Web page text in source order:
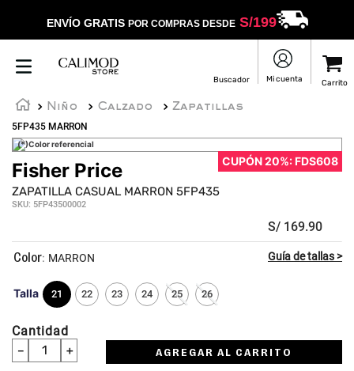
ENVÍO GRATIS POR COMPRAS DESDES/199
Niño Calzado
Zapatillas
5FP435 MARRON
(*)Color referencial
CUPÓN 20%: FDS608
Fisher Price
ZAPATILLA CASUAL MARRON 5FP435
SKU: 5FP43500002
S/ 169.90
Talla 21 22 23 24 25 26
: MARRON
Cantidad
＋
－ AGREGAR AL CARRITO